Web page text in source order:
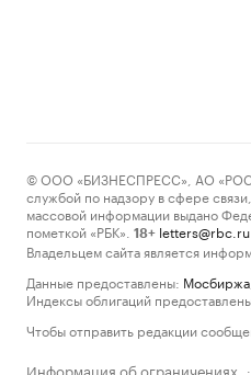
© ООО «БИЗНЕСПРЕСС», АО
службой по надзору в сфере
массовой информации выдано
пометкой «РБК».
18+ letters@rbc.ru
Владельцем сайта является
Данные предоставлены: Мосбиржа
Индексы облигаций
Чтобы отправить редакции
Информация об ограничениях ·